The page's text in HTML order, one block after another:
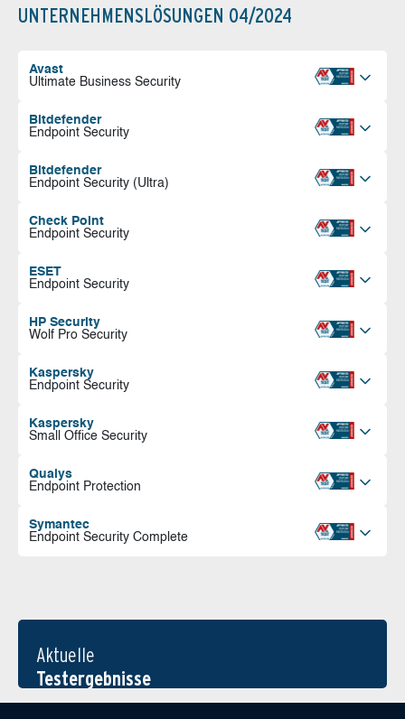
UNTERNEHMENSLÖSUNGEN 04/2024
Avast
Ultimate Business Security
Bitdefender
Endpoint Security
Bitdefender
Endpoint Security (Ultra)
Check Point
Endpoint Security
ESET
Endpoint Security
HP Security
Wolf Pro Security
Kaspersky
Endpoint Security
Kaspersky
Small Office Security
Qualys
Endpoint Protection
Symantec
Endpoint Security Complete
Aktuelle
Testergebnisse